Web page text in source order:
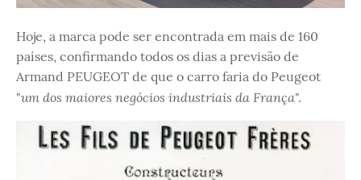
Hoje, a marca pode ser encontrada em mais de 160
países, confirmando todos os dias a previsão de
Armand PEUGEOT de que o carro faria do Peugeot
"um dos maiores negócios industriais da França".